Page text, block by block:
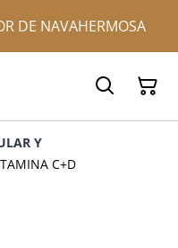
DE NAVAHERMOSA
Y
C+D